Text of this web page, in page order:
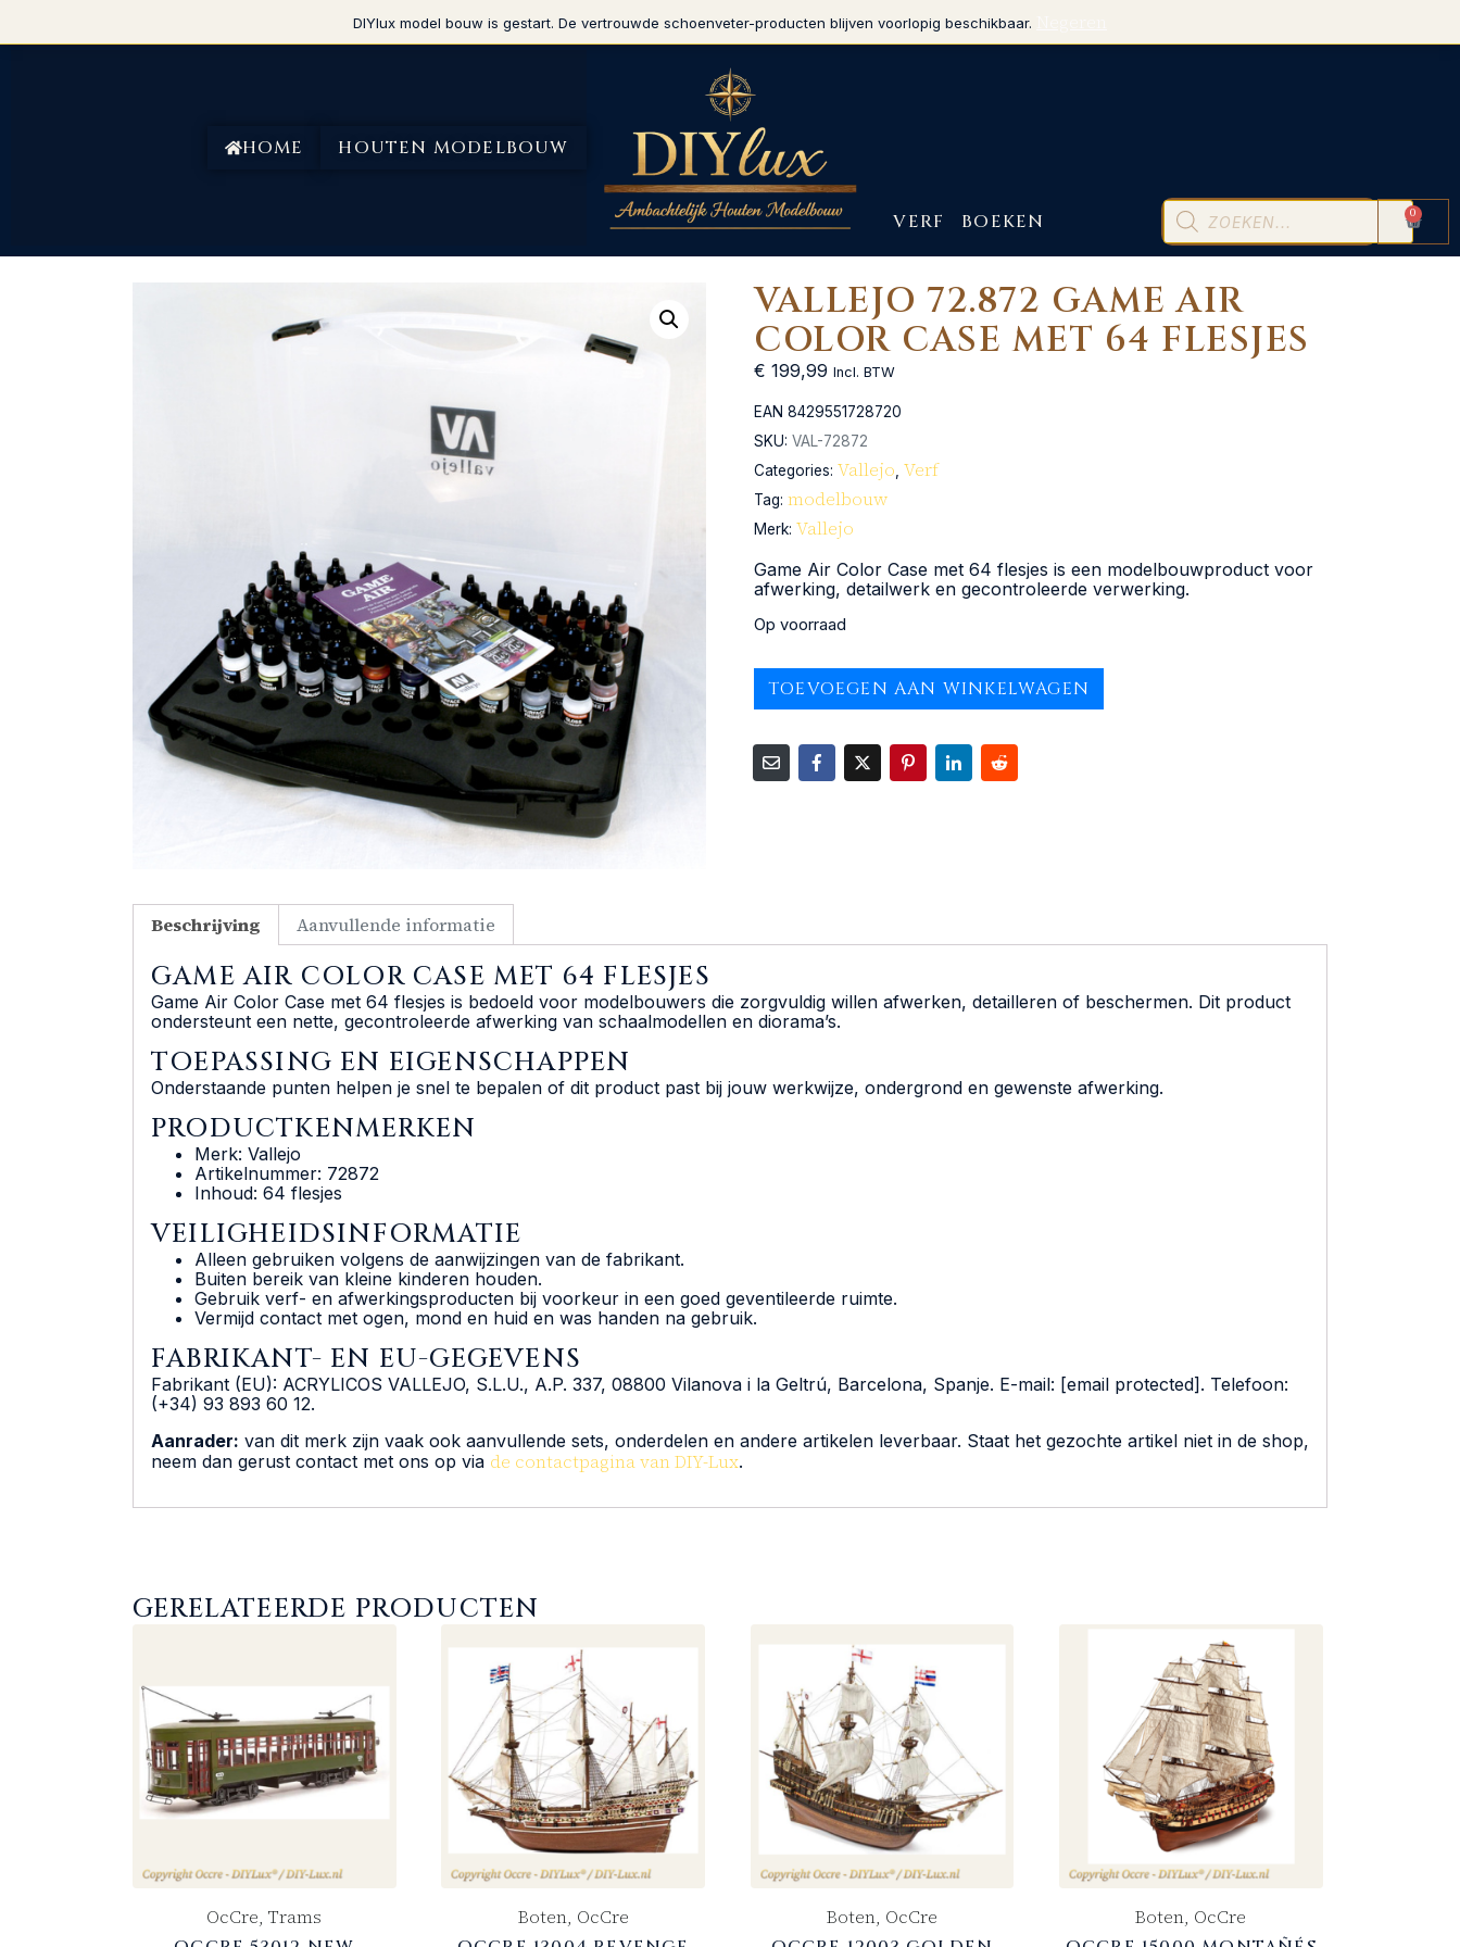
DIYlux model bouw is gestart. De vertrouwde schoenveter-producten blijven voorlopig beschikbaar.
HOME HOUTEN MODELBOUW
VERF BOEKEN 0
VALLEJO 72.872 GAME AIR
COLOR CASE MET 64 FLESJES
€ 199,99 Incl. BTW
EAN 8429551728720
SKU: VAL-72872
Categories: Vallejo Verf
Tag: modelbouw
Merk: Vallejo
Game Air Color Case met 64 flesjes is een modelbouwproduct voor
afwerking, detailwerk en gecontroleerde verwerking.
Op voorraad
TOEVOEGEN AAN WINKELWAGEN
Beschrijving Aanvullende informatie
GAME AIR COLOR CASE MET 64 FLESJES
Game Air Color Case met 64 flesjes is bedoeld voor modelbouwers die zorgvuldig willen afwerken, detailleren of beschermen. Dit product
ondersteunt een nette, gecontroleerde afwerking van schaalmodellen en diorama’s.
TOEPASSING EN EIGENSCHAPPEN
Onderstaande punten helpen je snel te bepalen of dit product past bij jouw werkwijze, ondergrond en gewenste afwerking.
PRODUCTKENMERKEN
Merk: Vallejo
Artikelnummer: 72872
Inhoud: 64 flesjes
VEILIGHEIDSINFORMATIE
Alleen gebruiken volgens de aanwijzingen van de fabrikant.
Buiten bereik van kleine kinderen houden.
Gebruik verf- en afwerkingsproducten bij voorkeur in een goed geventileerde ruimte.
Vermijd contact met ogen, mond en huid en was handen na gebruik.
FABRIKANT- EN EU-GEGEVENS
Fabrikant (EU): ACRYLICOS VALLEJO, S.L.U., A.P. 337, 08800 Vilanova i la Geltrú, Barcelona, Spanje. E-mail: [email protected]. Telefoon:
(+34) 93 893 60 12.
Aanrader: van dit merk zijn vaak ook aanvullende sets, onderdelen en andere artikelen leverbaar. Staat het gezochte artikel niet in de shop,
neem dan gerust contact met ons op via de contactpagina van DIY-Lux.
GERELATEERDE PRODUCTEN
OcCre, Trams
Boten, OcCre
Boten, OcCre
Boten, OcCre